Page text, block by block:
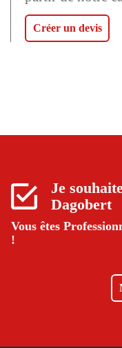
Créer un devis
Je
Dagobert
Vous êtes
!